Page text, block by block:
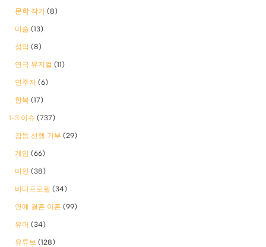
문학 작가 (8)
미술 (13)
성악 (8)
연극 뮤지컬 (11)
연주자 (6)
한복 (17)
1-3 이슈 (737)
감동 선행 기부 (29)
게임 (66)
미인 (38)
바디프로필 (34)
연예 결혼 이혼 (99)
유머 (34)
유튜브 (128)